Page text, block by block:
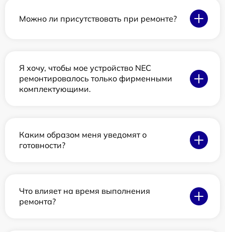
Можно ли присутствовать при ремонте?
Я хочу, чтобы мое устройство NEC
ремонтировалось только фирменными
комплектующими.
Каким образом меня уведомят о
готовности?
Что влияет на время выполнения
ремонта?